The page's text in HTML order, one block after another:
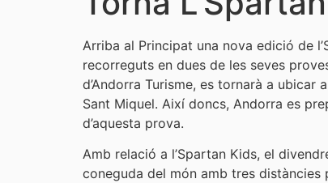
Arriba al Principat una nova edició de
recorreguts en dues de les seves
d’Andorra Turisme, es tornarà a
Sant Miquel. Així doncs, Andorra es
d’aquesta prova.
Amb relació a l’Spartan Kids, el
coneguda del món amb tres distàncies